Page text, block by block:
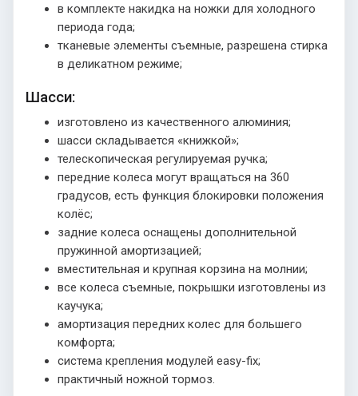
в комплекте накидка на ножки для холодного
периода года;
тканевые элементы съемные, разрешена стирка
в деликатном режиме;
Шасси:
изготовлено из качественного алюминия;
шасси складывается «книжкой»;
телескопическая регулируемая ручка;
передние колеса могут вращаться на 360
градусов, есть функция блокировки положения
колёс;
задние колеса оснащены дополнительной
пружинной амортизацией;
вместительная и крупная корзина на молнии;
все колеса съемные, покрышки изготовлены из
каучука;
амортизация передних колес для большего
комфорта;
система крепления модулей easy-fix;
практичный ножной тормоз.